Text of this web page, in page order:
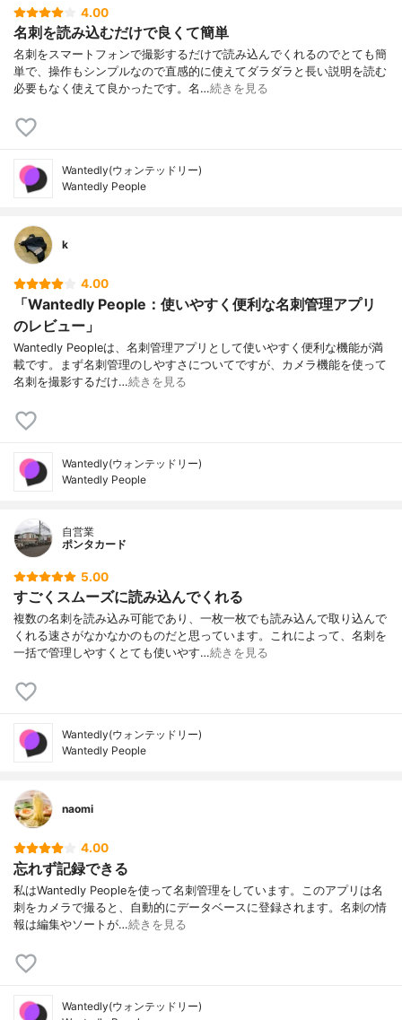
4.00
名刺を読み込むだけで良くて簡単
名刺をスマートフォンで撮影するだけで読み込んでくれるのでとても簡
単で、操作もシンプルなので直感的に使えてダラダラと長い説明を読む
必要もなく使えて良かったです。名…続きを見る
Wantedly(ウォンテッドリー)
Wantedly People
k
4.00
「Wantedly People：使いやすく便利な名刺管理アプリ
のレビュー」
Wantedly Peopleは、名刺管理アプリとして使いやすく便利な機能が満
載です。まず名刺管理のしやすさについてですが、カメラ機能を使って
名刺を撮影するだけ…続きを見る
Wantedly(ウォンテッドリー)
Wantedly People
自営業
ポンタカード
5.00
すごくスムーズに読み込んでくれる
複数の名刺を読み込み可能であり、一枚一枚でも読み込んで取り込んで
くれる速さがなかなかのものだと思っています。これによって、名刺を
一括で管理しやすくとても使いやす…続きを見る
Wantedly(ウォンテッドリー)
Wantedly People
naomi
4.00
忘れず記録できる
私はWantedly Peopleを使って名刺管理をしています。このアプリは名
刺をカメラで撮ると、自動的にデータベースに登録されます。名刺の情
報は編集やソートが…続きを見る
Wantedly(ウォンテッドリー)